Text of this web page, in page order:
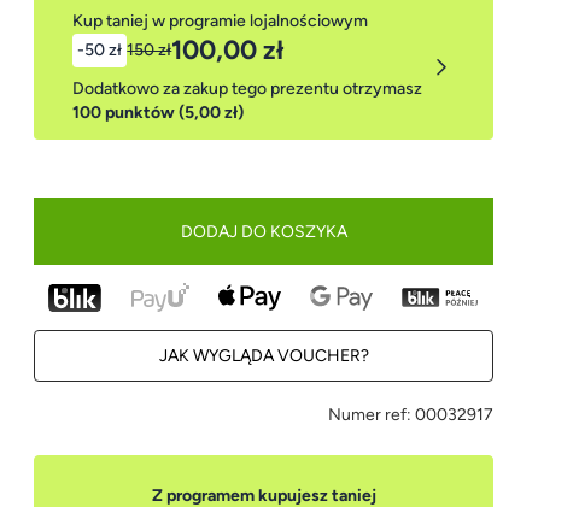
Kup taniej w programie lojalnościowym
-50 zł 150 zł100,00 zł
Dodatkowo za zakup tego prezentu otrzymasz
100 punktów (5,00 zł)
DODAJ DO KOSZYKA
JAK WYGLĄDA VOUCHER?
Numer ref: 00032917
Z programem kupujesz taniej